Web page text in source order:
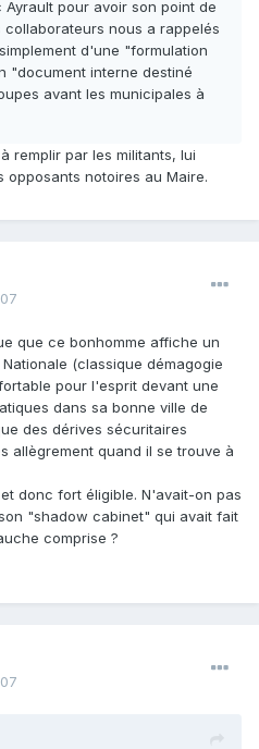
pour avoir son point de
nous a rappelés
d'une "formulation
"document interne destiné
avant les municipales à
remplir par les militants, lui
opposants notoires au Maire.
que ce bonhomme affiche un
(classique démagogie
pour l'esprit devant une
dans sa bonne ville de
des dérives sécuritaires
allègrement quand il se trouve à
donc fort éligible. N'avait-on pas
"shadow cabinet" qui avait fait
comprise ?